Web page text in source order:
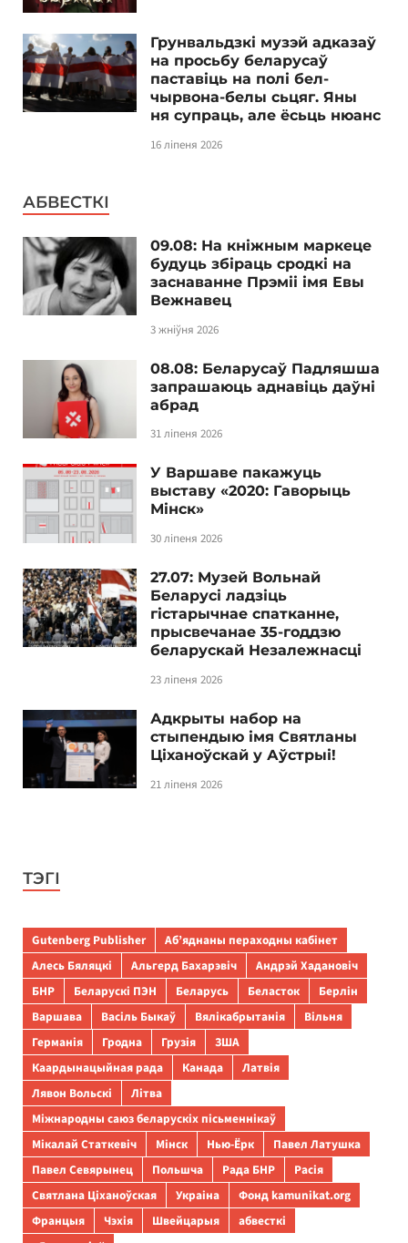
Грунвальдзкі музэй адказаў
на просьбу беларусаў
паставіць на полі бел-
чырвона-белы сьцяг. Яны
ня супраць, але ёсьць нюанс
16 ліпеня 2026
АБВЕСТКІ
09.08: На кніжным маркеце
будуць збіраць сродкі на
заснаванне Прэміі імя Евы
Вежнавец
3 жніўня 2026
08.08: Беларусаў Падляшша
запрашаюць аднавіць даўні
абрад
31 ліпеня 2026
У Варшаве пакажуць
выставу «2020: Гаворыць
Мінск»
30 ліпеня 2026
27.07: Музей Вольнай
Беларусі ладзіць
гістарычнае спатканне,
прысвечанае 35-годдзю
беларускай Незалежнасці
23 ліпеня 2026
Адкрыты набор на
стыпендыю імя Святланы
Ціханоўскай у Аўстрыі!
21 ліпеня 2026
ТЭГІ
Gutenberg Publisher
Аб’яднаны пераходны кабінет
Алесь Бяляцкі
Альгерд Бахарэвіч
Андрэй Хадановіч
БНР
Беларускі ПЭН Беларусь Беласток
Берлін
Варшава
Васіль Быкаў Вялікабрытанія
Вільня
Германія
Гродна Грузія
ЗША
Каардынацыйная рада
Канада
Латвія
Лявон Вольскі
Літва
Міжнародны саюз беларускіх пісьменнікаў
Мікалай Статкевіч
Мінск Нью-Ёрк
Павел Латушка
Павел Севярынец
Польшча Рада БНР
Расія
Святлана Ціханоўская
Украіна
Фонд kamunikat.org
Францыя
Чэхія Швейцарыя
абвесткі